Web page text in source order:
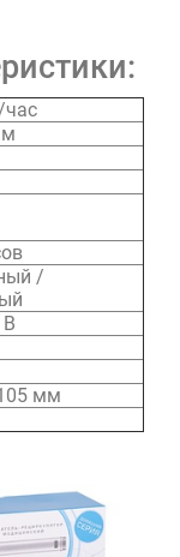
час
/
В
мм